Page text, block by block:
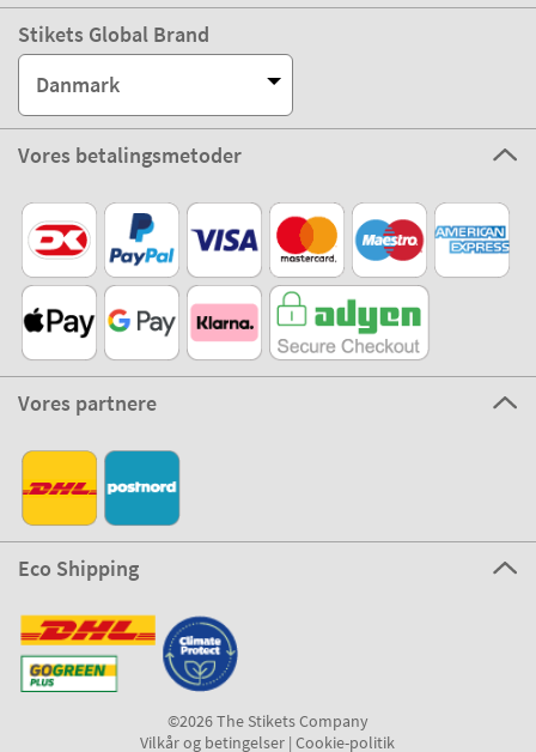
Stikets Global Brand
Danmark
Vores betalingsmetoder
Vores partnere
Eco Shipping
©2026 The Stikets Company
Vilkår og betingelser |Cookie-politik